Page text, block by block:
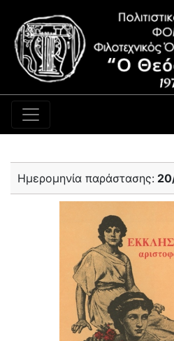
Κύρια πλοήγηση
Ημερομηνία παράστασης: